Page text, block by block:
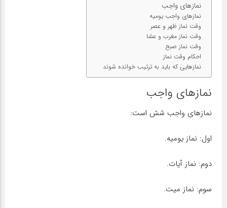
نمازهای واجب
نمازهای واجب یومیه
وقت نماز ظهر و عصر
وقت نماز مغرب و عشا
وقت نماز صبح
احکام وقت نماز
نمازهایی که باید به ترتیب خوانده شوند
نمازهای واجب
نمازهای واجب شش‎ است:
اول: نماز یومیه.
دوم: نماز آیات.
سوم: نماز میت.